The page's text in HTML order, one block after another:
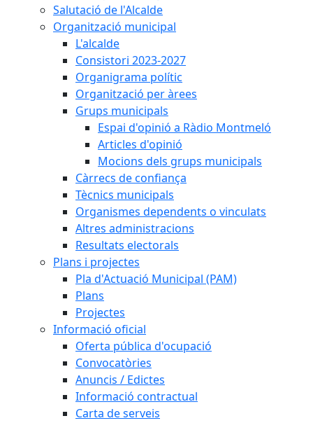
Salutació de l'Alcalde
Organització municipal
L'alcalde
Consistori 2023-2027
Organigrama polític
Organització per àrees
Grups municipals
Espai d'opinió a Ràdio Montmeló
Articles d'opinió
Mocions dels grups municipals
Càrrecs de confiança
Tècnics municipals
Organismes dependents o vinculats
Altres administracions
Resultats electorals
Plans i projectes
Pla d'Actuació Municipal (PAM)
Plans
Projectes
Informació oficial
Oferta pública d'ocupació
Convocatòries
Anuncis / Edictes
Informació contractual
Carta de serveis